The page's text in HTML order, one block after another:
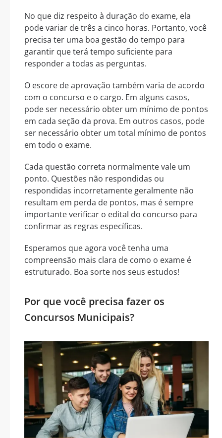
No que diz respeito à duração do exame, ela
pode variar de três a cinco horas. Portanto, você
precisa ter uma boa gestão do tempo para
garantir que terá tempo suficiente para
responder a todas as perguntas.
O escore de aprovação também varia de acordo
com o concurso e o cargo. Em alguns casos,
pode ser necessário obter um mínimo de pontos
em cada seção da prova. Em outros casos, pode
ser necessário obter um total mínimo de pontos
em todo o exame.
Cada questão correta normalmente vale um
ponto. Questões não respondidas ou
respondidas incorretamente geralmente não
resultam em perda de pontos, mas é sempre
importante verificar o edital do concurso para
confirmar as regras específicas.
Esperamos que agora você tenha uma
compreensão mais clara de como o exame é
estruturado. Boa sorte nos seus estudos!
Por que você precisa fazer os
Concursos Municipais?